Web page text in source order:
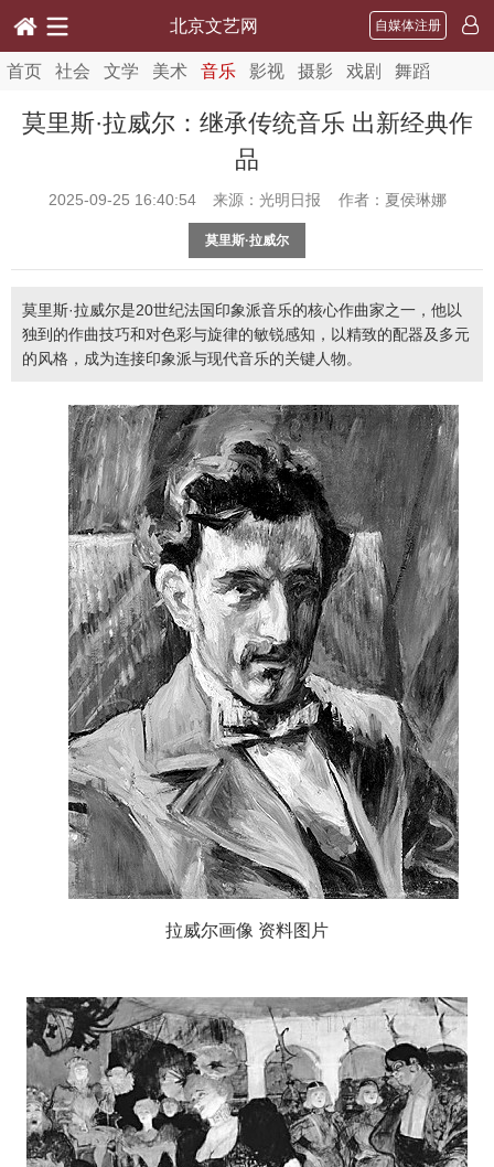
北京文艺网 自媒体注册
首页 社会 文学 美术 音乐 影视 摄影 戏剧 舞蹈
莫里斯·拉威尔：继承传统音乐 出新经典作
品
2025-09-25 16:40:54 来源：光明日报 作者：夏侯琳娜
莫里斯·拉威尔
莫里斯·拉威尔是20世纪法国印象派音乐的核心作曲家之一，他以
独到的作曲技巧和对色彩与旋律的敏锐感知，以精致的配器及多元
的风格，成为连接印象派与现代音乐的关键人物。
拉威尔画像 资料图片